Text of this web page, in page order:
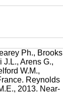
Ph., Brooks
Arens G.,
W.M.,
Reynolds
2013. Near-